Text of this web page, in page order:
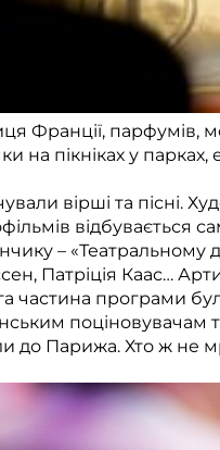
Франції, парфумів,
на пікніках у
вірші та пісні.
– «Театральному
Патріція Каас…
частина програми
поціновувачам
до Парижа. Хто ж не